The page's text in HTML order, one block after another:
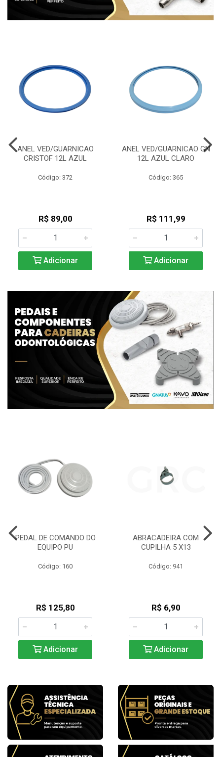
ANEL VED/GUARNICAO
CRISTOF 12L AZUL
Código: 372
R$ 89,00
Adicionar
ANEL VED/GUARNICAO GN
12L AZUL CLARO
Código: 365
R$ 111,99
Adicionar
PEDAL DE COMANDO DO
EQUIPO PU
Código: 160
R$ 125,80
Adicionar
ABRACADEIRA COM
CUPILHA 5 X13
Código: 941
R$ 6,90
Adicionar